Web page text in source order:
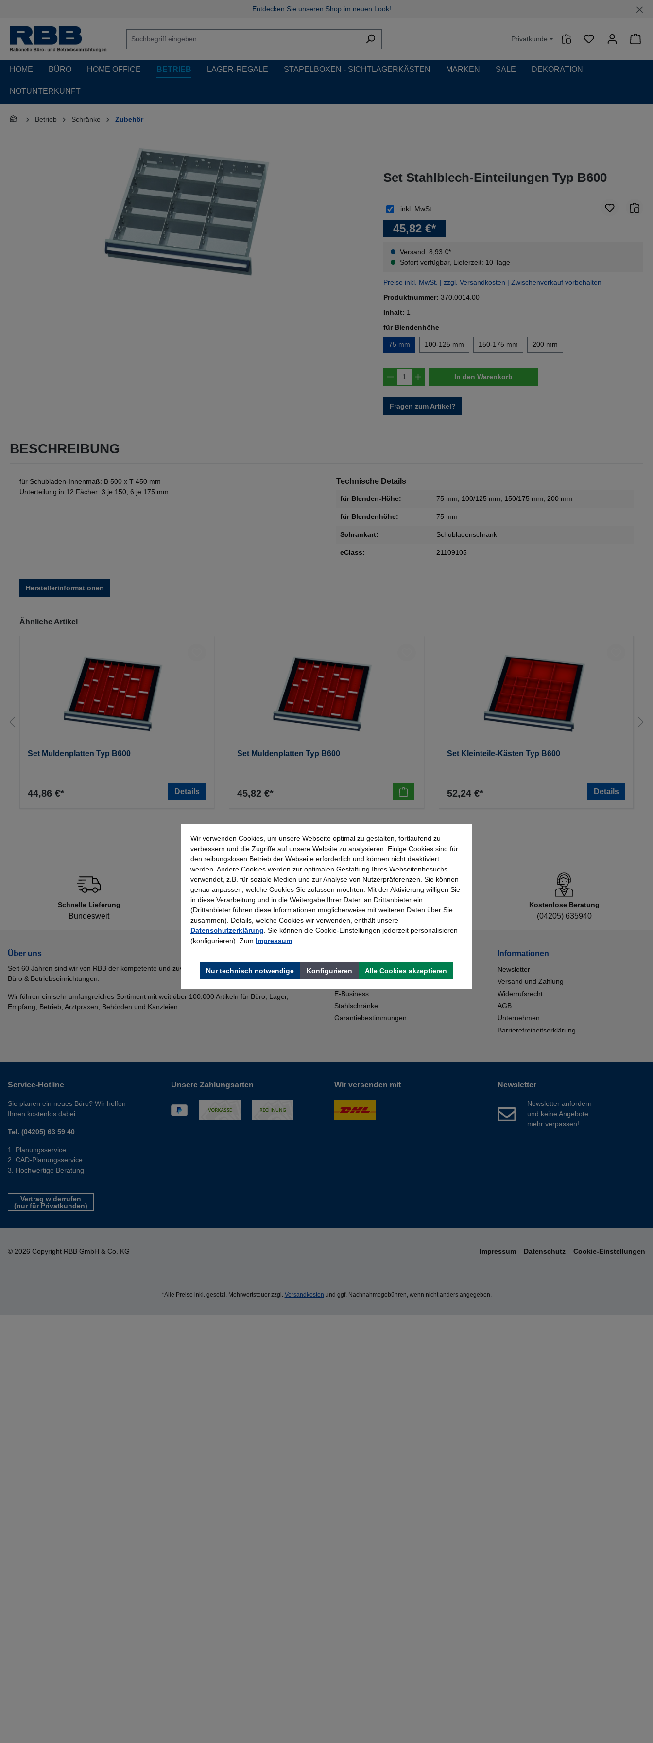
Entdecken Sie unseren Shop im neuen Look!
Privatkunde
HOME BÜRO HOME OFFICE BETRIEB LAGER-REGALE STAPELBOXEN - SICHTLAGERKÄSTEN MARKEN SALE DEKORATION
NOTUNTERKUNFT
Betrieb Schränke Zubehör
Set Stahlblech-Einteilungen Typ B600
45,82 €*
Versand: 8,93 €*
Sofort verfügbar, Lieferzeit: 10 Tage
inkl. MwSt.
Preise inkl. MwSt. | zzgl. Versandkosten | Zwischenverkauf vorbehalten
Produktnummer: 370.0014.00
Inhalt: 1
für Blendenhöheauswählen
75 mm 100-125 mm 150-175 mm 200 mm
Produkt Anzahl: Gib den gewünschten Wert ein
In den Warenkorb
Fragen zum Artikel?
BESCHREIBUNG
für Schubladen-Innenmaß: B 500 x T 450 mm
Unterteilung in 12 Fächer: 3 je 150, 6 je 175 mm.
Technische Details
für Blenden-Höhe: 75 mm, 100/125 mm, 150/175 mm, 200 mm
für Blendenhöhe: 75 mm
Schrankart: Schubladenschrank
eClass: 21109105
Herstellerinformationen
Produktgalerie überspringen
Ähnliche Artikel
Set Muldenplatten Typ B600
44,86 €* Details
Set Muldenplatten Typ B600
45,82 €*
Set Kleinteile-Kästen Typ B600
52,24 €* Details
Schnelle Lieferung
Bundesweit
Topmarken
Faire Preise
Erfahrung Kostenlose Beratung
(04205) 635940
Über uns
Seit 60 Jahren sind wir von RBB der kompetente und zuverlässige Partner für den Kauf von
Büro & Betriebseinrichtungen.
Wir führen ein sehr umfangreiches Sortiment mit weit über 100.000 Artikeln für Büro, Lager,
Empfang, Betrieb, Arztpraxen, Behörden und Kanzleien.
Kontakt
Downloads
E-Business
Stahlschränke
Garantiebestimmungen
Informationen
Newsletter
Versand und Zahlung
Widerrufsrecht
AGB
Unternehmen
Barrierefreiheitserklärung
Service-Hotline
Sie planen ein neues Büro? Wir helfen
Ihnen kostenlos dabei.
Tel. (04205) 63 59 40
Planungsservice
CAD-Planungsservice
Hochwertige Beratung
Vertrag widerrufen
(nur für Privatkunden)
Unsere Zahlungsarten Wir versenden mit Newsletter
Newsletter anfordern
und keine Angebote
mehr verpassen!
© 2026 Copyright RBB GmbH & Co. KG Impressum Datenschutz Cookie-Einstellungen
*Alle Preise inkl. gesetzl. Mehrwertsteuer zzgl. Versandkosten und ggf. Nachnahmegebühren, wenn nicht anders angegeben.
Wir verwenden Cookies, um unsere Webseite optimal zu gestalten, fortlaufend zu
verbessern und die Zugriffe auf unsere Website zu analysieren. Einige Cookies sind für
den reibungslosen Betrieb der Webseite erforderlich und können nicht deaktiviert
werden. Andere Cookies werden zur optimalen Gestaltung Ihres Webseitenbesuchs
verwendet, z.B. für soziale Medien und zur Analyse von Nutzerpräferenzen. Sie können
genau anpassen, welche Cookies Sie zulassen möchten. Mit der Aktivierung willigen Sie
in diese Verarbeitung und in die Weitergabe Ihrer Daten an Drittanbieter ein
(Drittanbieter führen diese Informationen möglicherweise mit weiteren Daten über Sie
zusammen). Details, welche Cookies wir verwenden, enthält unsere
Datenschutzerklärung . Sie können die Cookie-Einstellungen jederzeit personalisieren
(konfigurieren). Zum Impressum
Nur technisch notwendige Konfigurieren Alle Cookies akzeptieren